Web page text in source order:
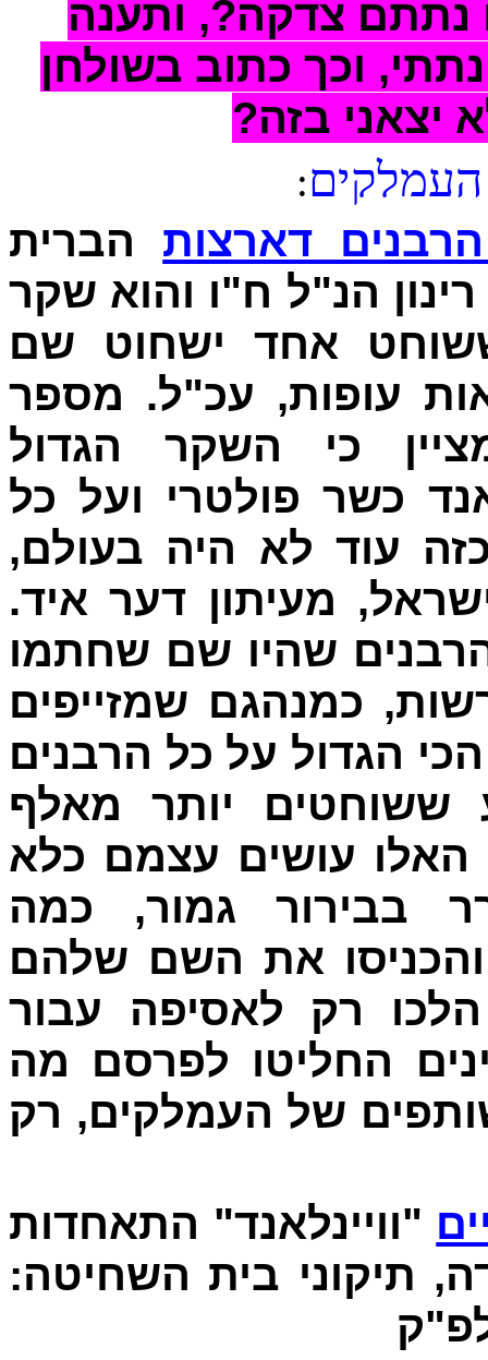
נתתם צדקה?, ותענה
וכך כתוב בשולחן
יצאני בזה?
:
דארצות הברית
הנ"ל ח"ו והוא שקר
אחד ישחוט שם
עופות, עכ"ל. מספר
כי השקר הגדול
כשר פולטרי ועל כל
עוד לא היה בעולם,
מעיתון דער איד.
שהיו שם שחתמו
כמנהגם שמזייפים
הגדול על כל הרבנים
ששוחטים יותר מאלף
האלו עושים עצמם כלא
בבירור גמור, כמה
את השם שלהם
רק לאסיפה עבור
החליטו לפרסם מה
של העמלקים, רק
"וויינלאנד" התאחדות
תיקוני בית השחיטה: